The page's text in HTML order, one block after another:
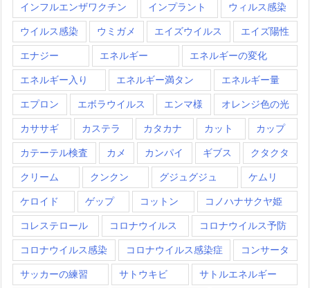
インフルエンザワクチン インプラント ウィルス感染
ウイルス感染 ウミガメ エイズウイルス エイズ陽性
エナジー エネルギー エネルギーの変化
エネルギー入り エネルギー満タン エネルギー量
エプロン エボラウイルス エンマ様 オレンジ色の光
カササギ カステラ カタカナ カット カップ
カテーテル検査 カメ カンパイ ギブス クタクタ
クリーム クンクン グジュグジュ ケムリ
ケロイド ゲップ コットン コノハナサクヤ姫
コレステロール コロナウイルス コロナウイルス予防
コロナウイルス感染 コロナウイルス感染症 コンサータ
サッカーの練習 サトウキビ サトルエネルギー